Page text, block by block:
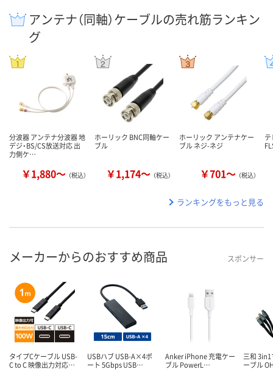
アンテナ（同軸）ケーブルの売れ筋ランキン
グ
分波器 アンテナ分波器 地
デジ・BS/CS放送対応 出
力側ケ…
￥1,880～ （税込）
ホーリック BNC同軸ケー
ブル
￥1,174～ （税込）
ホーリック アンテナケー
ブル ネジ-ネジ
￥701～ （税込）
ランキングをもっと見る
メーカーからのおすすめ商品 スポンサー
タイプCケーブル USB-
C to C 映像出力対応…
USBハブ USB-A×4ポ
ート 5Gbps USB…
Anker iPhone 充電ケー
ブル PowerL…
三和
ーブル